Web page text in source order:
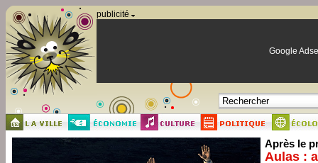
publicité
Google
Après le
Aulas :
Panneau de gestion des cookies